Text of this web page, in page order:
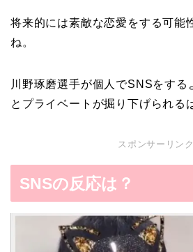
将来的には素敵な恋愛をする可能
ね。
川野琢磨選手が個人でSNSをする
とプライベートが掘り下げられる
スポンサーリンク
SNSの反応は？